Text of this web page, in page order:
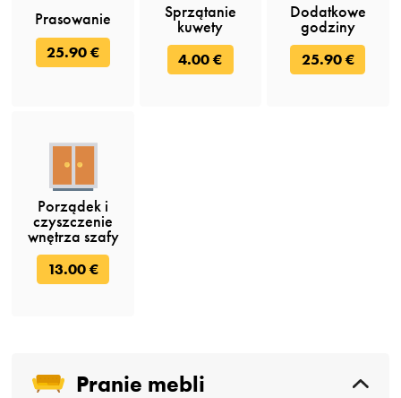
Prasowanie
25.90 €
Sprzątanie
kuwety
4.00 €
Dodatkowe
godziny
25.90 €
Porządek i
czyszczenie
wnętrza szafy
13.00 €
Pranie mebli